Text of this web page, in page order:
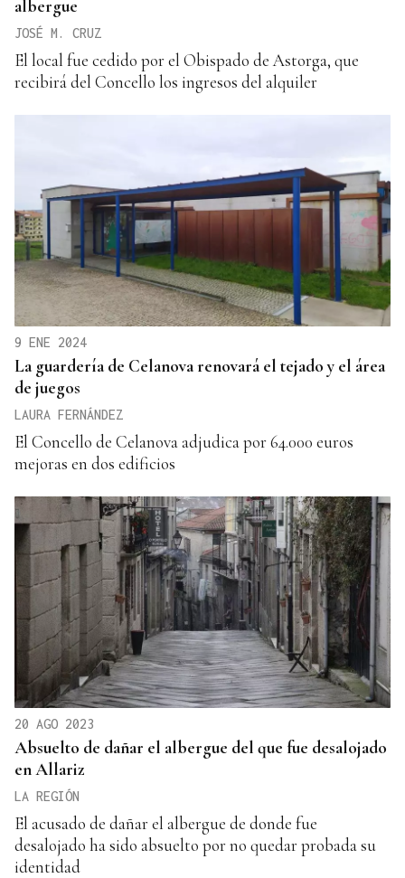
albergue
JOSÉ M. CRUZ
El local fue cedido por el Obispado de Astorga, que
recibirá del Concello los ingresos del alquiler
9 ENE 2024
La guardería de Celanova renovará el tejado y el área
de juegos
LAURA FERNÁNDEZ
El Concello de Celanova adjudica por 64.000 euros
mejoras en dos edificios
20 AGO 2023
Absuelto de dañar el albergue del que fue desalojado
en Allariz
LA REGIÓN
El acusado de dañar el albergue de donde fue
desalojado ha sido absuelto por no quedar probada su
identidad